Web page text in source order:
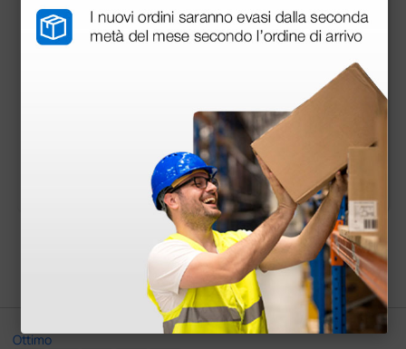
1 pz.
portatile fetale D200
3 con display e sond
a fissa da 2 Mhz
520,00 €
(Prezzo i.e.)
1 pz.
Carica più prodotti
Ottimo